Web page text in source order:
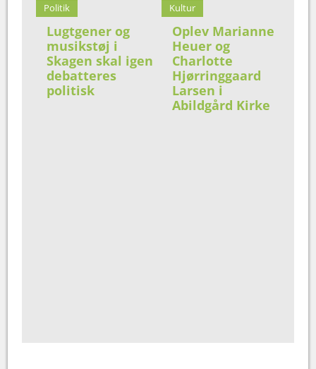
Politik
Lugtgener og
musikstøj i
Skagen skal igen
debatteres
politisk
Kultur
Oplev Marianne
Heuer og
Charlotte
Hjørringgaard
Larsen i
Abildgård Kirke